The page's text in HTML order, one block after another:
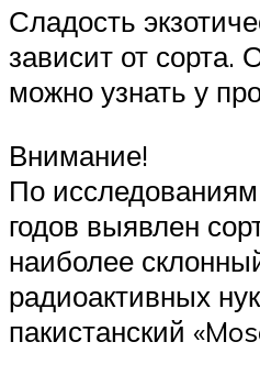
Сладость
зависит от сорта.
можно узнать у
Внимание!
По
годов выявлен
наиболее
радиоактивных
пакистанский